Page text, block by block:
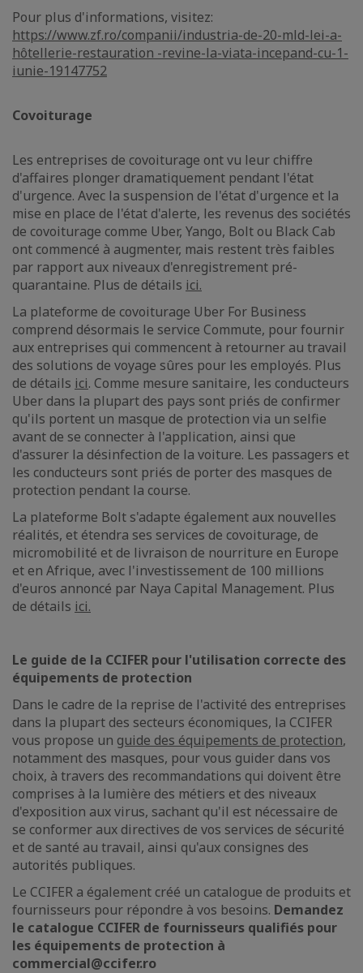
Pour plus d'informations, visitez:
https://www.zf.ro/companii/industria-de-20-mld-lei-a-
hôtellerie-restauration -revine-la-viata-incepand-cu-1-
iunie-19147752
Covoiturage
Les entreprises de covoiturage ont vu leur chiffre
d'affaires plonger dramatiquement pendant l'état
d'urgence. Avec la suspension de l'état d'urgence et la
mise en place de l'état d'alerte, les revenus des sociétés
de covoiturage comme Uber, Yango, Bolt ou Black Cab
ont commencé à augmenter, mais restent très faibles
par rapport aux niveaux d'enregistrement pré-
quarantaine. Plus de détails ici.
La plateforme de covoiturage Uber For Business
comprend désormais le service Commute, pour fournir
aux entreprises qui commencent à retourner au travail
des solutions de voyage sûres pour les employés. Plus
de détails ici. Comme mesure sanitaire, les conducteurs
Uber dans la plupart des pays sont priés de confirmer
qu'ils portent un masque de protection via un selfie
avant de se connecter à l'application, ainsi que
d'assurer la désinfection de la voiture. Les passagers et
les conducteurs sont priés de porter des masques de
protection pendant la course.
La plateforme Bolt s'adapte également aux nouvelles
réalités, et étendra ses services de covoiturage, de
micromobilité et de livraison de nourriture en Europe
et en Afrique, avec l'investissement de 100 millions
d'euros annoncé par Naya Capital Management. Plus
de détails ici.
Le guide de la CCIFER pour l'utilisation correcte des
équipements de protection
Dans le cadre de la reprise de l'activité des entreprises
dans la plupart des secteurs économiques, la CCIFER
vous propose un guide des équipements de protection,
notamment des masques, pour vous guider dans vos
choix, à travers des recommandations qui doivent être
comprises à la lumière des métiers et des niveaux
d'exposition aux virus, sachant qu'il est nécessaire de
se conformer aux directives de vos services de sécurité
et de santé au travail, ainsi qu'aux consignes des
autorités publiques.
Le CCIFER a également créé un catalogue de produits et
fournisseurs pour répondre à vos besoins. Demandez
le catalogue CCIFER de fournisseurs qualifiés pour
les équipements de protection à
commercial@ccifer.ro